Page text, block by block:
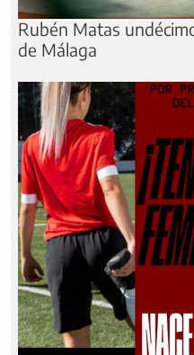
Rubén Matas
de Málaga